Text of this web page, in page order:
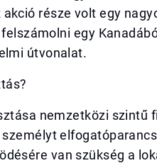
része volt egy
egy
útvonalat.
nemzetközi szintű
van szükség a